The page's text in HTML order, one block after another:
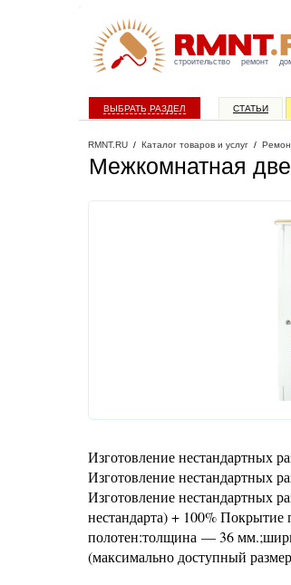
строительство ремонт
ВЫБРАТЬ РАЗДЕЛ СТАТЬИ
RMNT.RU / Каталог товаров и услуг /
Межкомнатная
Изготовление нестандартных
Изготовление нестандартных
Изготовление нестандартных
нестандарта) + 100%
полотен:толщина — 36
(максимально доступный